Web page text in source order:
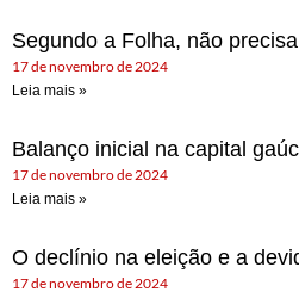
Segundo a Folha, não
17 de novembro de 2024
Leia mais »
Balanço inicial na capital
17 de novembro de 2024
Leia mais »
O declínio na eleição e a
17 de novembro de 2024